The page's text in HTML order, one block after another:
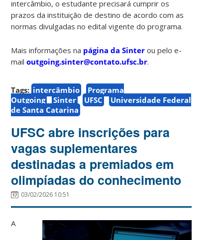
intercâmbio, o estudante precisará cumprir os
prazos da instituição de destino de acordo com as
normas divulgadas no edital vigente do programa.
Mais informações na página da Sinter ou pelo e-
mailoutgoing.sinter@contato.ufsc.br.
Tags: intercâmbio
Programa
Outgoing
Sinter UFSC
Universidade Federal
de Santa Catarina
UFSC abre inscrições para
vagas suplementares
destinadas a premiados em
olimpíadas do conhecimento
03/02/2026 10:51
A